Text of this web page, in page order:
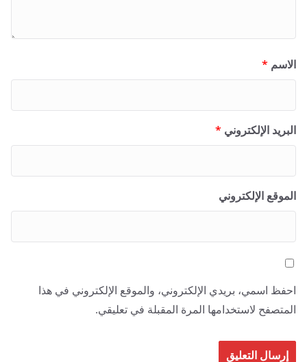
الاسم *
البريد الإلكتروني *
الموقع الإلكتروني
احفظ اسمي، بريدي الإلكتروني، والموقع الإلكتروني في هذا
المتصفح لاستخدامها المرة المقبلة في تعليقي.